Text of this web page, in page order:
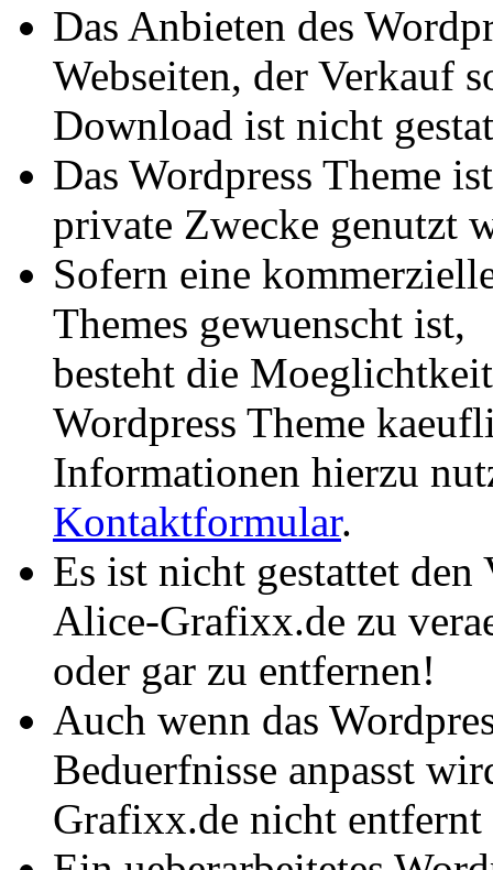
Das Anbieten des
Webseiten, der Verkauf
Download ist nicht
Das Wordpress Theme
private Zwecke genutzt
Sofern eine
Themes gewuenscht ist,
besteht die
Wordpress Theme
Informationen hierzu
Kontaktformular.
Es ist nicht gestattet den
Alice-Grafixx.de zu
oder gar zu entfernen!
Auch wenn das
Beduerfnisse anpasst
Grafixx.de nicht entfernt